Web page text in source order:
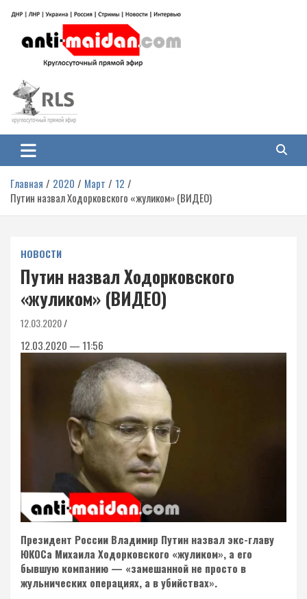
содержимому
Антимайдан: Гражданская война
на Украине
гражданской войне на Украине, включая события в Новороссии, ДНР,
ЛНР и других регионах.
Главная 2020 Март
12
Путин назвал Ходорковского «жуликом» (ВИДЕО)
НОВОСТИ
Путин назвал Ходорковского
«жуликом» (ВИДЕО)
12.03.2020
12.03.2020 — 11:56
Президент России Владимир Путин назвал экс-главу
ЮКОСа Михаила Ходорковского «жуликом», а его
бывшую компанию — «замешанной не просто в
жульнических операциях, а в убийствах».